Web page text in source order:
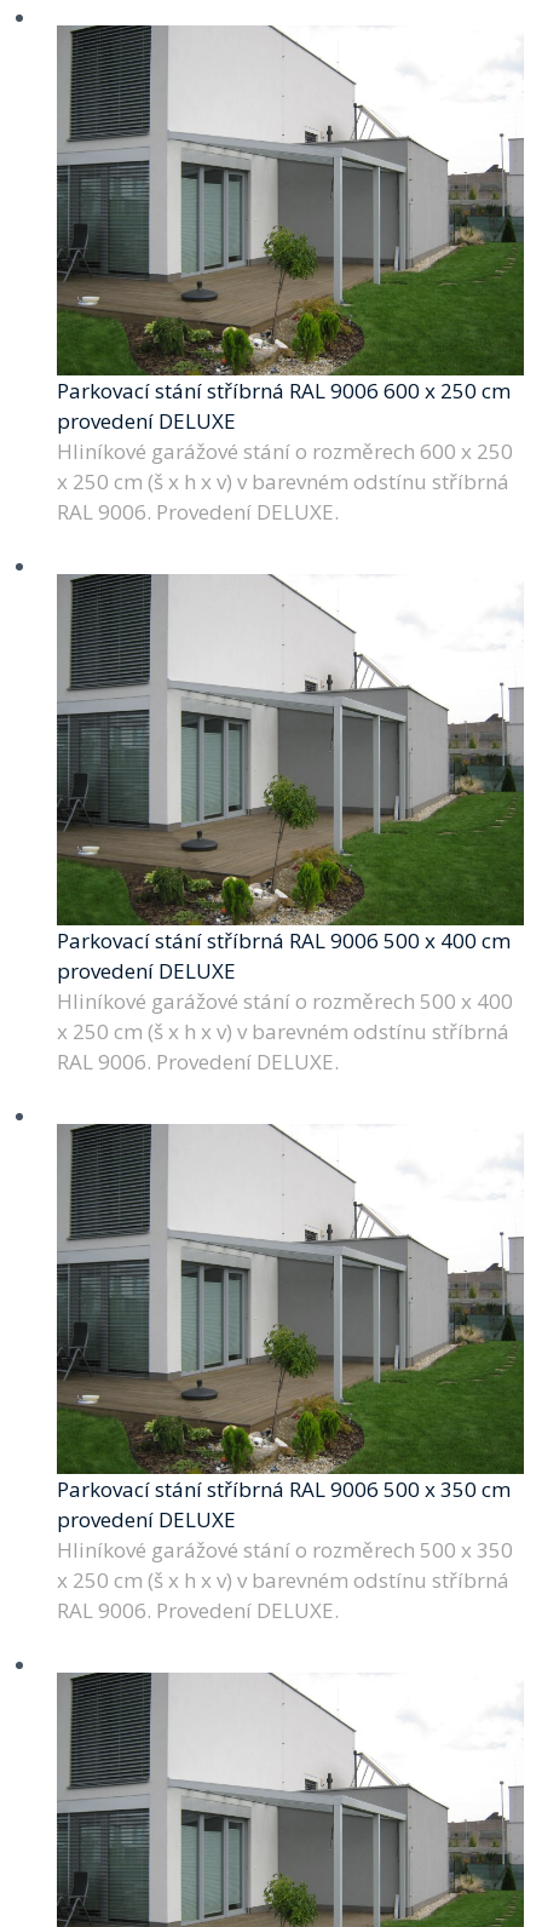
Parkovací stání stříbrná RAL 9006 600 x 250 cm
provedení DELUXE
Hliníkové garážové stání o rozměrech 600 x 250
x 250 cm (š x h x v) v barevném odstínu stříbrná
RAL 9006. Provedení DELUXE.
Parkovací stání stříbrná RAL 9006 500 x 400 cm
provedení DELUXE
Hliníkové garážové stání o rozměrech 500 x 400
x 250 cm (š x h x v) v barevném odstínu stříbrná
RAL 9006. Provedení DELUXE.
Parkovací stání stříbrná RAL 9006 500 x 350 cm
provedení DELUXE
Hliníkové garážové stání o rozměrech 500 x 350
x 250 cm (š x h x v) v barevném odstínu stříbrná
RAL 9006. Provedení DELUXE.